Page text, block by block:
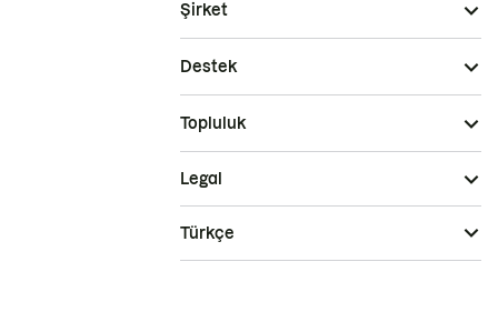
Şirket
Destek
Topluluk
Legal
Türkçe